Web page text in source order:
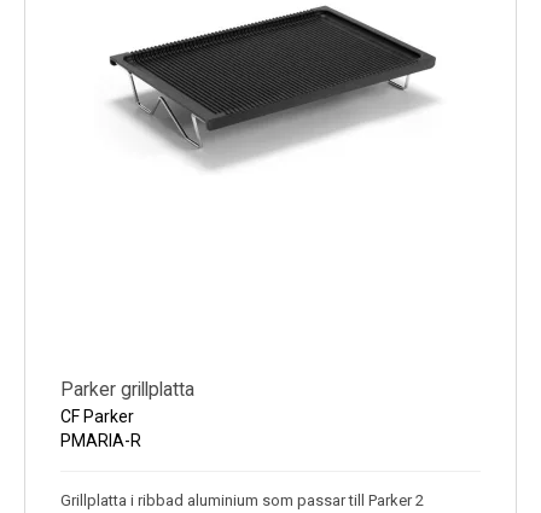
Parker grillplatta
CF Parker
PMARIA-R
Grillplatta i ribbad aluminium som passar till Parker 2